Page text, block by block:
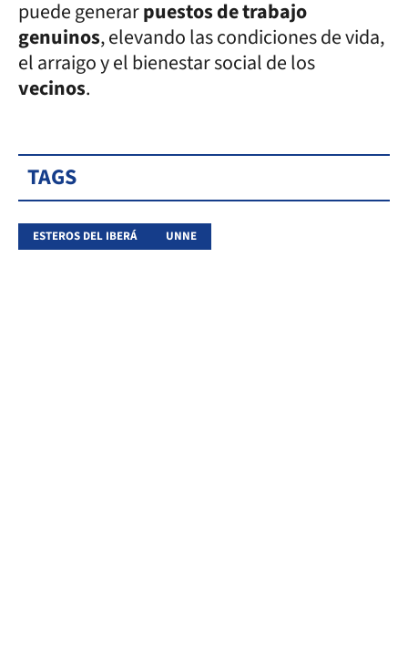
puede generarpuestos de trabajo
genuinos, elevando las condiciones de vida,
el arraigo y el bienestar social de los
vecinos.
TAGS
ESTEROS DEL IBERÁ UNNE